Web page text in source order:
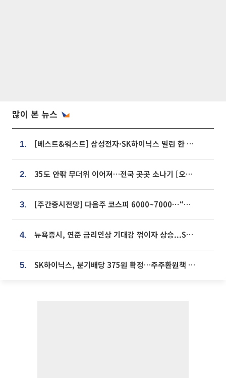
많이 본 뉴스
1. [베스트&워스트] 삼성전자·SK하이닉스 밀린 한 주…상상인증권은 85% 급등
2. 35도 안팎 무더위 이어져…전국 곳곳 소나기 [오늘 날씨]
3. [주간증시전망] 다음주 코스피 6000~7000⋯“外人 수급은 정책이 변수”
4. 뉴욕증시, 연준 금리인상 기대감 꺾이자 상승...S&P500 사상 최고치 [종합]
5. SK하이닉스, 분기배당 375원 확정…주주환원책 9월로 앞당겨 발표